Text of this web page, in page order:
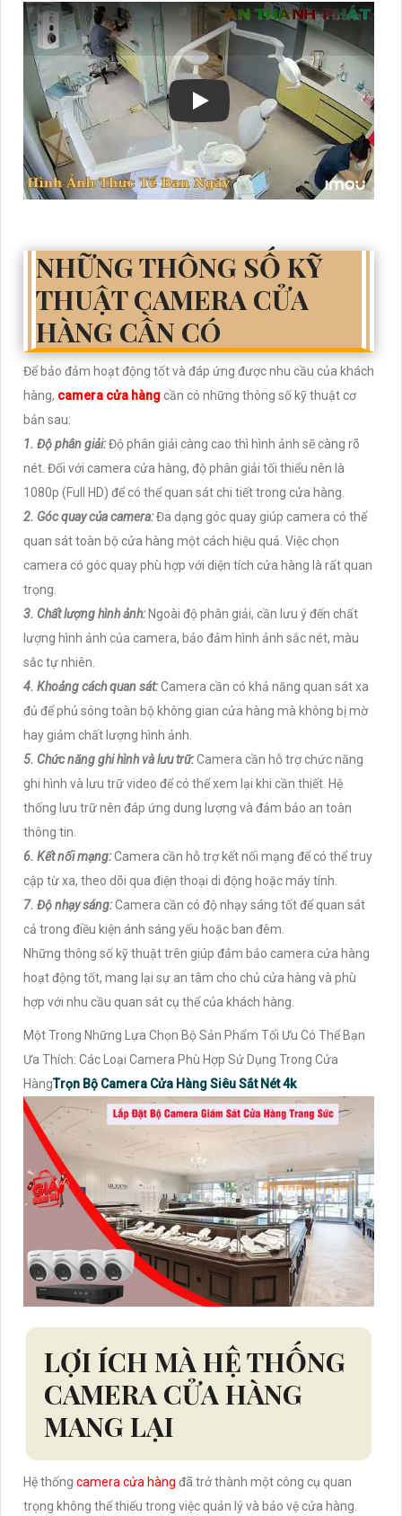
NHỮNG THÔNG SỐ KỸ
THUẬT CAMERA CỬA
HÀNG CẦN CÓ
Để bảo đảm hoạt động tốt và đáp ứng được nhu cầu của khách
hàng, camera cửa hàngcần có những thông số kỹ thuật cơ
bản sau:
1. Độ phân giải:Độ phân giải càng cao thì hình ảnh sẽ càng rõ
nét. Đối với camera cửa hàng, độ phân giải tối thiểu nên là
1080p (Full HD) để có thể quan sát chi tiết trong cửa hàng.
2. Góc quay của camera:Đa dạng góc quay giúp camera có thể
quan sát toàn bộ cửa hàng một cách hiệu quả. Việc chọn
camera có góc quay phù hợp với diện tích cửa hàng là rất quan
trọng.
3. Chất lượng hình ảnh:Ngoài độ phân giải, cần lưu ý đến chất
lượng hình ảnh của camera, bảo đảm hình ảnh sắc nét, màu
sắc tự nhiên.
4. Khoảng cách quan sát:Camera cần có khả năng quan sát xa
đủ để phủ sóng toàn bộ không gian cửa hàng mà không bị mờ
hay giảm chất lượng hình ảnh.
5. Chức năng ghi hình và lưu trữ:Camera cần hỗ trợ chức năng
ghi hình và lưu trữ video để có thể xem lại khi cần thiết. Hệ
thống lưu trữ nên đáp ứng dung lượng và đảm bảo an toàn
thông tin.
6. Kết nối mạng:Camera cần hỗ trợ kết nối mạng để có thể truy
cập từ xa, theo dõi qua điện thoại di động hoặc máy tính.
7. Độ nhạy sáng:Camera cần có độ nhạy sáng tốt để quan sát
cả trong điều kiện ánh sáng yếu hoặc ban đêm.
Những thông số kỹ thuật trên giúp đảm bảo camera cửa hàng
hoạt động tốt, mang lại sự an tâm cho chủ cửa hàng và phù
hợp với nhu cầu quan sát cụ thể của khách hàng.
Một Trong Những Lựa Chọn Bộ Sản Phẩm Tối Ưu Có Thể Bạn
Ưa Thích: Các Loại Camera Phù Hợp Sử Dụng Trong Cửa
HàngTrọn Bộ Camera Cửa Hàng Siêu Sắt Nét 4k
LỢI ÍCH MÀ HỆ THỐNG
CAMERA CỬA HÀNG
MANG LẠI
Hệ thống camera cửa hàng đã trở thành một công cụ quan
trọng không thể thiếu trong việc quản lý và bảo vệ cửa hàng.